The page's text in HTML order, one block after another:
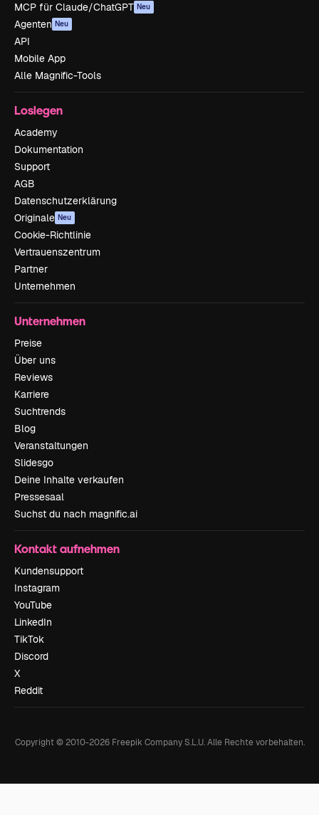
MCP für Claude/ChatGPT Neu
Agenten Neu
API
Mobile App
Alle Magnific-Tools
Loslegen
Academy
Dokumentation
Support
AGB
Datenschutzerklärung
Originale Neu
Cookie-Richtlinie
Vertrauenszentrum
Partner
Unternehmen
Unternehmen
Preise
Über uns
Reviews
Karriere
Suchtrends
Blog
Veranstaltungen
Slidesgo
Deine Inhalte verkaufen
Pressesaal
Suchst du nach magnific.ai
Kontakt aufnehmen
Kundensupport
Instagram
YouTube
LinkedIn
TikTok
Discord
X
Reddit
Copyright © 2010-2026Freepik Company S.L.U. Alle Rechte vorbehalten.